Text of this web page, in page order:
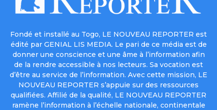
Fondé et installé au Togo, LE NOUVEAU REPORTER est
édité par GENIAL LIS MEDIA. Le pari de ce média est de
donner une conscience et une âme à l’information afin
de la rendre accessible à nos lecteurs. Sa vocation est
d’être au service de l’information. Avec cette mission, LE
NOUVEAU REPORTER s’appuie sur des ressources
qualifiées. Affilié de la qualité, LE NOUVEAU REPORTER
ramène l’information à l’échelle nationale, continentale